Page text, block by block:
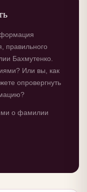
правильного
Бахмутенко.
Или вы, как
опровергнуть
о фамилии